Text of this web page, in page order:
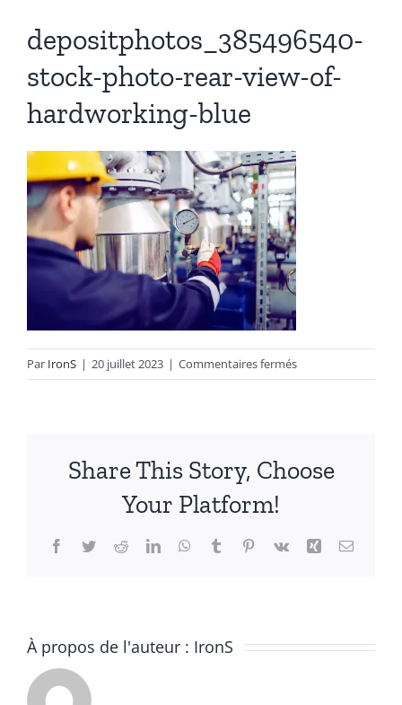
Autres produits
News
Devis
Français
Nederlands
depositphotos_385496540-
stock-photo-rear-view-of-
hardworking-blue
Par IronS | 20 juillet 2023 | Commentaires ferméssur
view-
Share This Story, Choose
Your Platform!
Facebook
TwitterRedditLinkedInWhatsApp
TumblrPinterest
Vk Xing Email
À propos de l'auteur : IronS